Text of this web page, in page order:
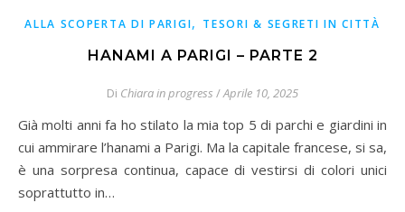
ALLA SCOPERTA DI PARIGI, TESORI & SEGRETI IN CITTÀ
HANAMI A PARIGI – PARTE 2
Di Chiara in progress /Aprile 10, 2025
Già molti anni fa ho stilato la mia top 5 di parchi e giardini in
cui ammirare l’hanami a Parigi. Ma la capitale francese, si sa,
è una sorpresa continua, capace di vestirsi di colori unici
soprattutto in…